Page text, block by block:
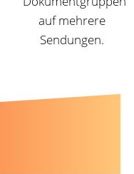
auf mehrere
Sendungen.